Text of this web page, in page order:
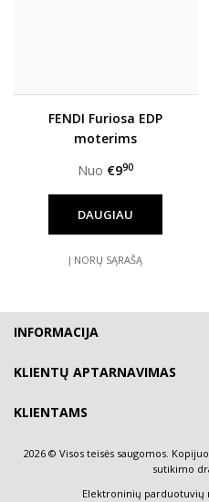
FENDI Furiosa EDP
moterims
Nuo €990
DAUGIAU
Į NORŲ SĄRAŠĄ
INFORMACIJA
KLIENTŲ APTARNAVIMAS
KLIENTAMS
2026 © Visos teisės saugomos.
sutikimo
Elektroninių parduotuvių